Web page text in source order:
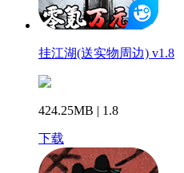
挂江湖(送实物周边) v1.8
424.25MB | 1.8
下载